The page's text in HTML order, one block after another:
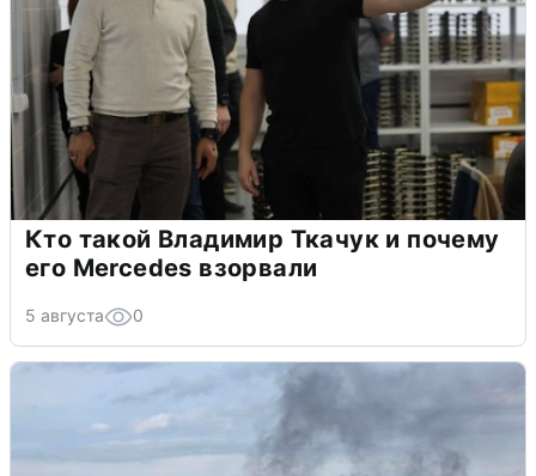
Кто такой Владимир Ткачук и почему
его Mercedes взорвали
5 августа 0